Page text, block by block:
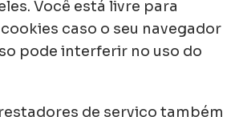
Você está livre para
caso o seu navegador
pode interferir no uso do
de serviço também